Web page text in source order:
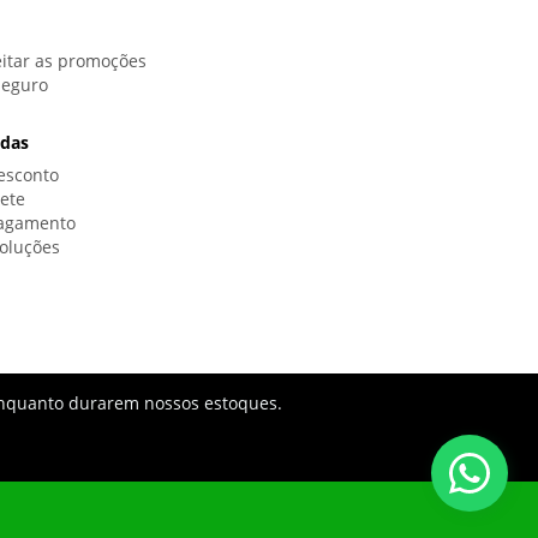
as promoções
durarem nossos estoques.